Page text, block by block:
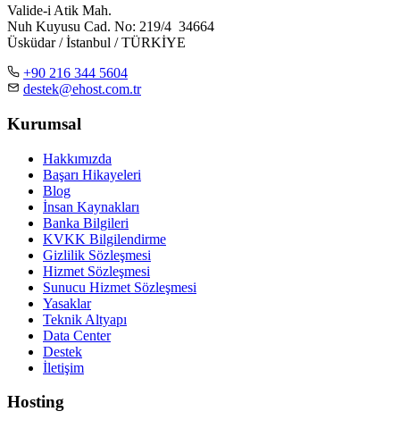
Valide-i Atik Mah.
Nuh Kuyusu Cad. No: 219/4 34664
Üsküdar / İstanbul / TÜRKİYE
+90 216 344 5604
destek@ehost.com.tr
Kurumsal
Hakkımızda
Başarı Hikayeleri
Blog
İnsan Kaynakları
Banka Bilgileri
KVKK Bilgilendirme
Gizlilik Sözleşmesi
Hizmet Sözleşmesi
Sunucu Hizmet Sözleşmesi
Yasaklar
Teknik Altyapı
Data Center
Destek
İletişim
Hosting